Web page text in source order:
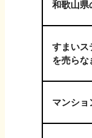
和歌山県
すまいス
を売らな
マンショ